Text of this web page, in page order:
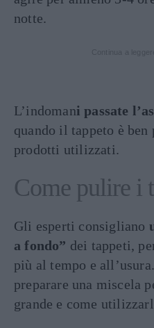
notte.
L’indomani passate
quando il tappeto è
prodotti utilizzati.
Come pulire i
Gli esperti consigliano
a fondo” dei tappeti,
più al tempo e
preparare una miscela
grande e come